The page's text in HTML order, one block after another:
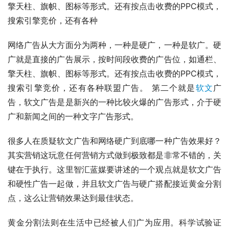
擎天柱、旗帜、图标等形式。还有按点击收费的PPC模式，
搜索引擎竞价，还有各种
网络广告从大方面分为两种，一种是硬广，一种是软广。硬
广就是直接的广告展示，按时间段收费的广告位，如通栏、
擎天柱、旗帜、图标等形式。还有按点击收费的PPC模式，
搜索引擎竞价，还有各种联盟广告。 第二个就是软文 广
告，软文广告是是新兴的一种比较火爆的广告形式，介于硬
广和新闻之间的一种文字广告形式。
很多人在质疑软文广告和网络硬广到底哪一种广告效果好？
其实营销这玩意任何营销方式做到极致都是非常不错的，关
键在于执行。这里智汇蓝媒要讲述的一个观点就是软文广告
和硬性广告一起做，并且软文广告与硬广搭配接近黄金分割
点，这么让营销效果达到最佳状态。
黄金分割法则在生活中已经被人们广为应用。科学试验证